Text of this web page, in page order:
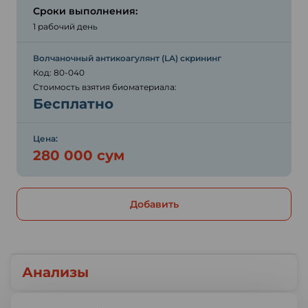
Анализы
Сроки выполнения:
1 рабочий день
Волчаночный антикоагулянт (LA) скрининг
Код: 80-040
Стоимость взятия биоматериала:
Бесплатно
Цена:
280 000 сум
Добавить